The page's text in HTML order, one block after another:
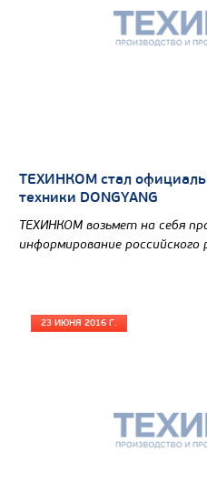
Экологический класс
Направление
Колесная формула
ТЕХИНКОМ стал
техники DONGYANG
ТЕХИНКОМ возьмет на себя
информирование
23 ИЮНЯ 2016 Г.